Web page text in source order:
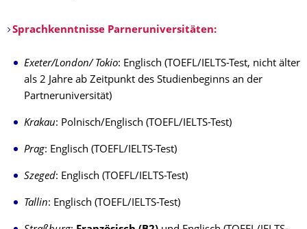
Sprachkenntnisse Parneruniversitäten:
Exeter/London/ Tokio: Englisch (TOEFL/IELTS-Test, nicht älter
als 2 Jahre ab Zeitpunkt des Studienbeginns an der
Partneruniversität)
Krakau: Polnisch/Englisch (TOEFL/IELTS-Test)
Prag: Englisch (TOEFL/IELTS-Test)
Szeged: Englisch (TOEFL/IELTS-Test)
Tallin: Englisch (TOEFL/IELTS-Test)